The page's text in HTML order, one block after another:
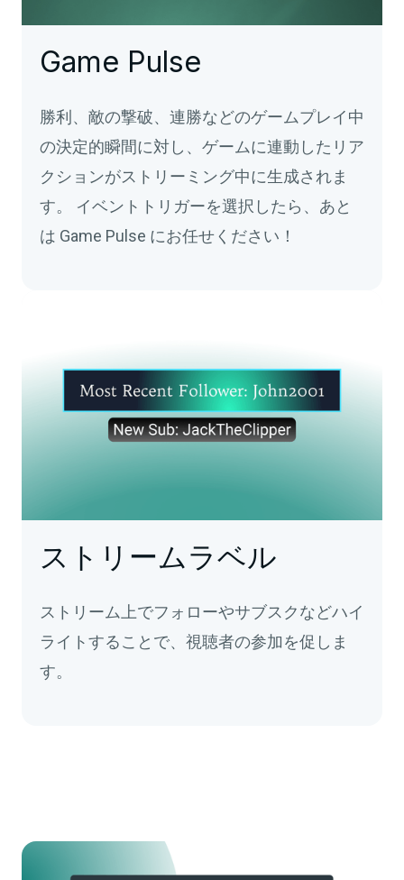
Game Pulse
勝利、敵の撃破、連勝などのゲームプレイ中
の決定的瞬間に対し、ゲームに連動したリア
クションがストリーミング中に生成されま
す。 イベントトリガーを選択したら、あと
は Game Pulse にお任せください！
ストリームラベル
ストリーム上でフォローやサブスクなどハイ
ライトすることで、視聴者の参加を促しま
す。